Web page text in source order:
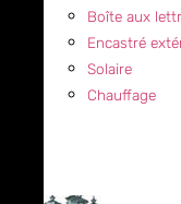
Boîte aux
Encastré
Solaire
Chauffage